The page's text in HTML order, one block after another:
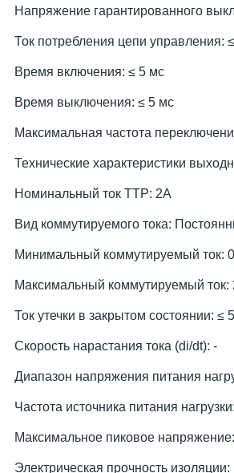
Напряжение гарантированного
Ток потребления цепи управления:
Время включения: ≤ 5 мс
Время выключения: ≤ 5 мс
Максимальная частота
Технические характеристики
Номинальный ток ТТР: 2А
Вид коммутируемого тока:
Минимальный коммутируемый ток:
Максимальный коммутируемый ток:
Ток утечки в закрытом состоянии: ≤
Скорость нарастания тока (di/dt): -
Диапазон напряжения питания
Частота источника питания
Максимальное пиковое
Электрическая прочность